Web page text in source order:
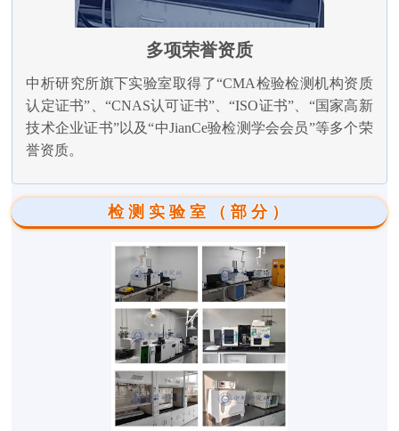
多项荣誉资质
中析研究所旗下实验室取得了“CMA检验检测机构资质
认定证书”、“CNAS认可证书”、“ISO证书”、“国家高新
技术企业证书”以及“中JianCe验检测学会会员”等多个荣
誉资质。
检测实验室（部分）